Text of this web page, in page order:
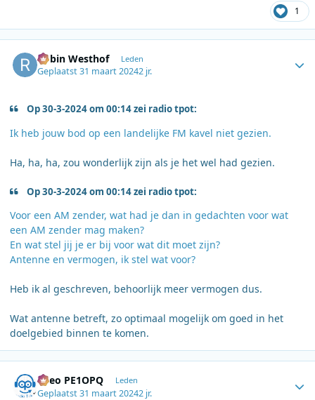
1
Robin Westhof Leden
Geplaatst31 maart 20242 jr.
Op 30-3-2024 om 00:14 zei radio tpot:
Ik heb jouw bod op een landelijke FM kavel niet gezien.
Ha, ha, ha, zou wonderlijk zijn als je het wel had gezien.
Op 30-3-2024 om 00:14 zei radio tpot:
Voor een AM zender, wat had je dan in gedachten voor wat
een AM zender mag maken?
En wat stel jij je er bij voor wat dit moet zijn?
Antenne en vermogen, ik stel wat voor?
Heb ik al geschreven, behoorlijk meer vermogen dus.
Wat antenne betreft, zo optimaal mogelijk om goed in het
doelgebied binnen te komen.
Theo PE1OPQ Leden
Geplaatst31 maart 20242 jr.